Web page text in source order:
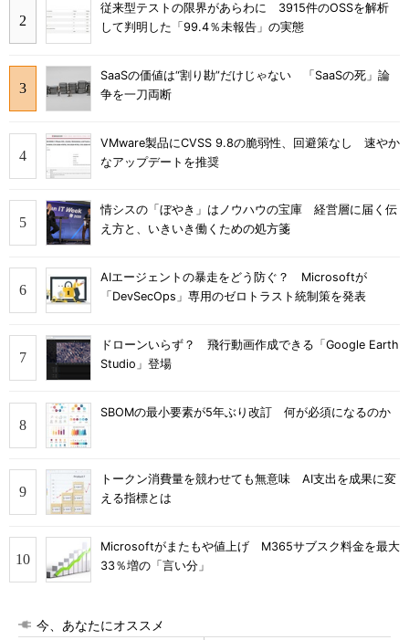
従来型テストの限界があらわに 3915件のOSSを解析
して判明した「99.4％未報告」の実態
SaaSの価値は“割り勘”だけじゃない 「SaaSの死」論
争を一刀両断
VMware製品にCVSS 9.8の脆弱性、回避策なし 速やか
なアップデートを推奨
情シスの「ぼやき」はノウハウの宝庫 経営層に届く伝
え方と、いきいき働くための処方箋
AIエージェントの暴走をどう防ぐ？ Microsoftが
「DevSecOps」専用のゼロトラスト統制策を発表
ドローンいらず？ 飛行動画作成できる「Google Earth
Studio」登場
SBOMの最小要素が5年ぶり改訂 何が必須になるのか
トークン消費量を競わせても無意味 AI支出を成果に変
える指標とは
Microsoftがまたもや値上げ M365サブスク料金を最大
33％増の「言い分」
今、あなたにオススメ